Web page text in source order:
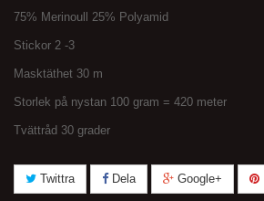
75% Merinoull 25% Polyamid
Stickor 2 -3
Masktäthet 30 m
Storlek på nystan 100 gram = 420 meter
Tvättråd 30 grader
Twittra Dela Google+